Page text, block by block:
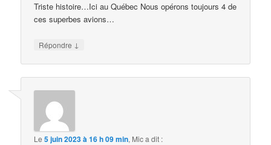
Triste histoire…Ici au Québec Nous opérons toujours 4 de
ces superbes avions…
Répondre ↓
Le5 juin 2023 à 16 h 09 min, Mica dit :